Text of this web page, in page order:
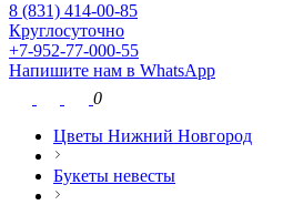
8 (831) 414-00-85
Круглосуточно
+7-952-77-000-55
Напишите нам в WhatsApp
0
Цветы Нижний Новгород
Букеты невесты